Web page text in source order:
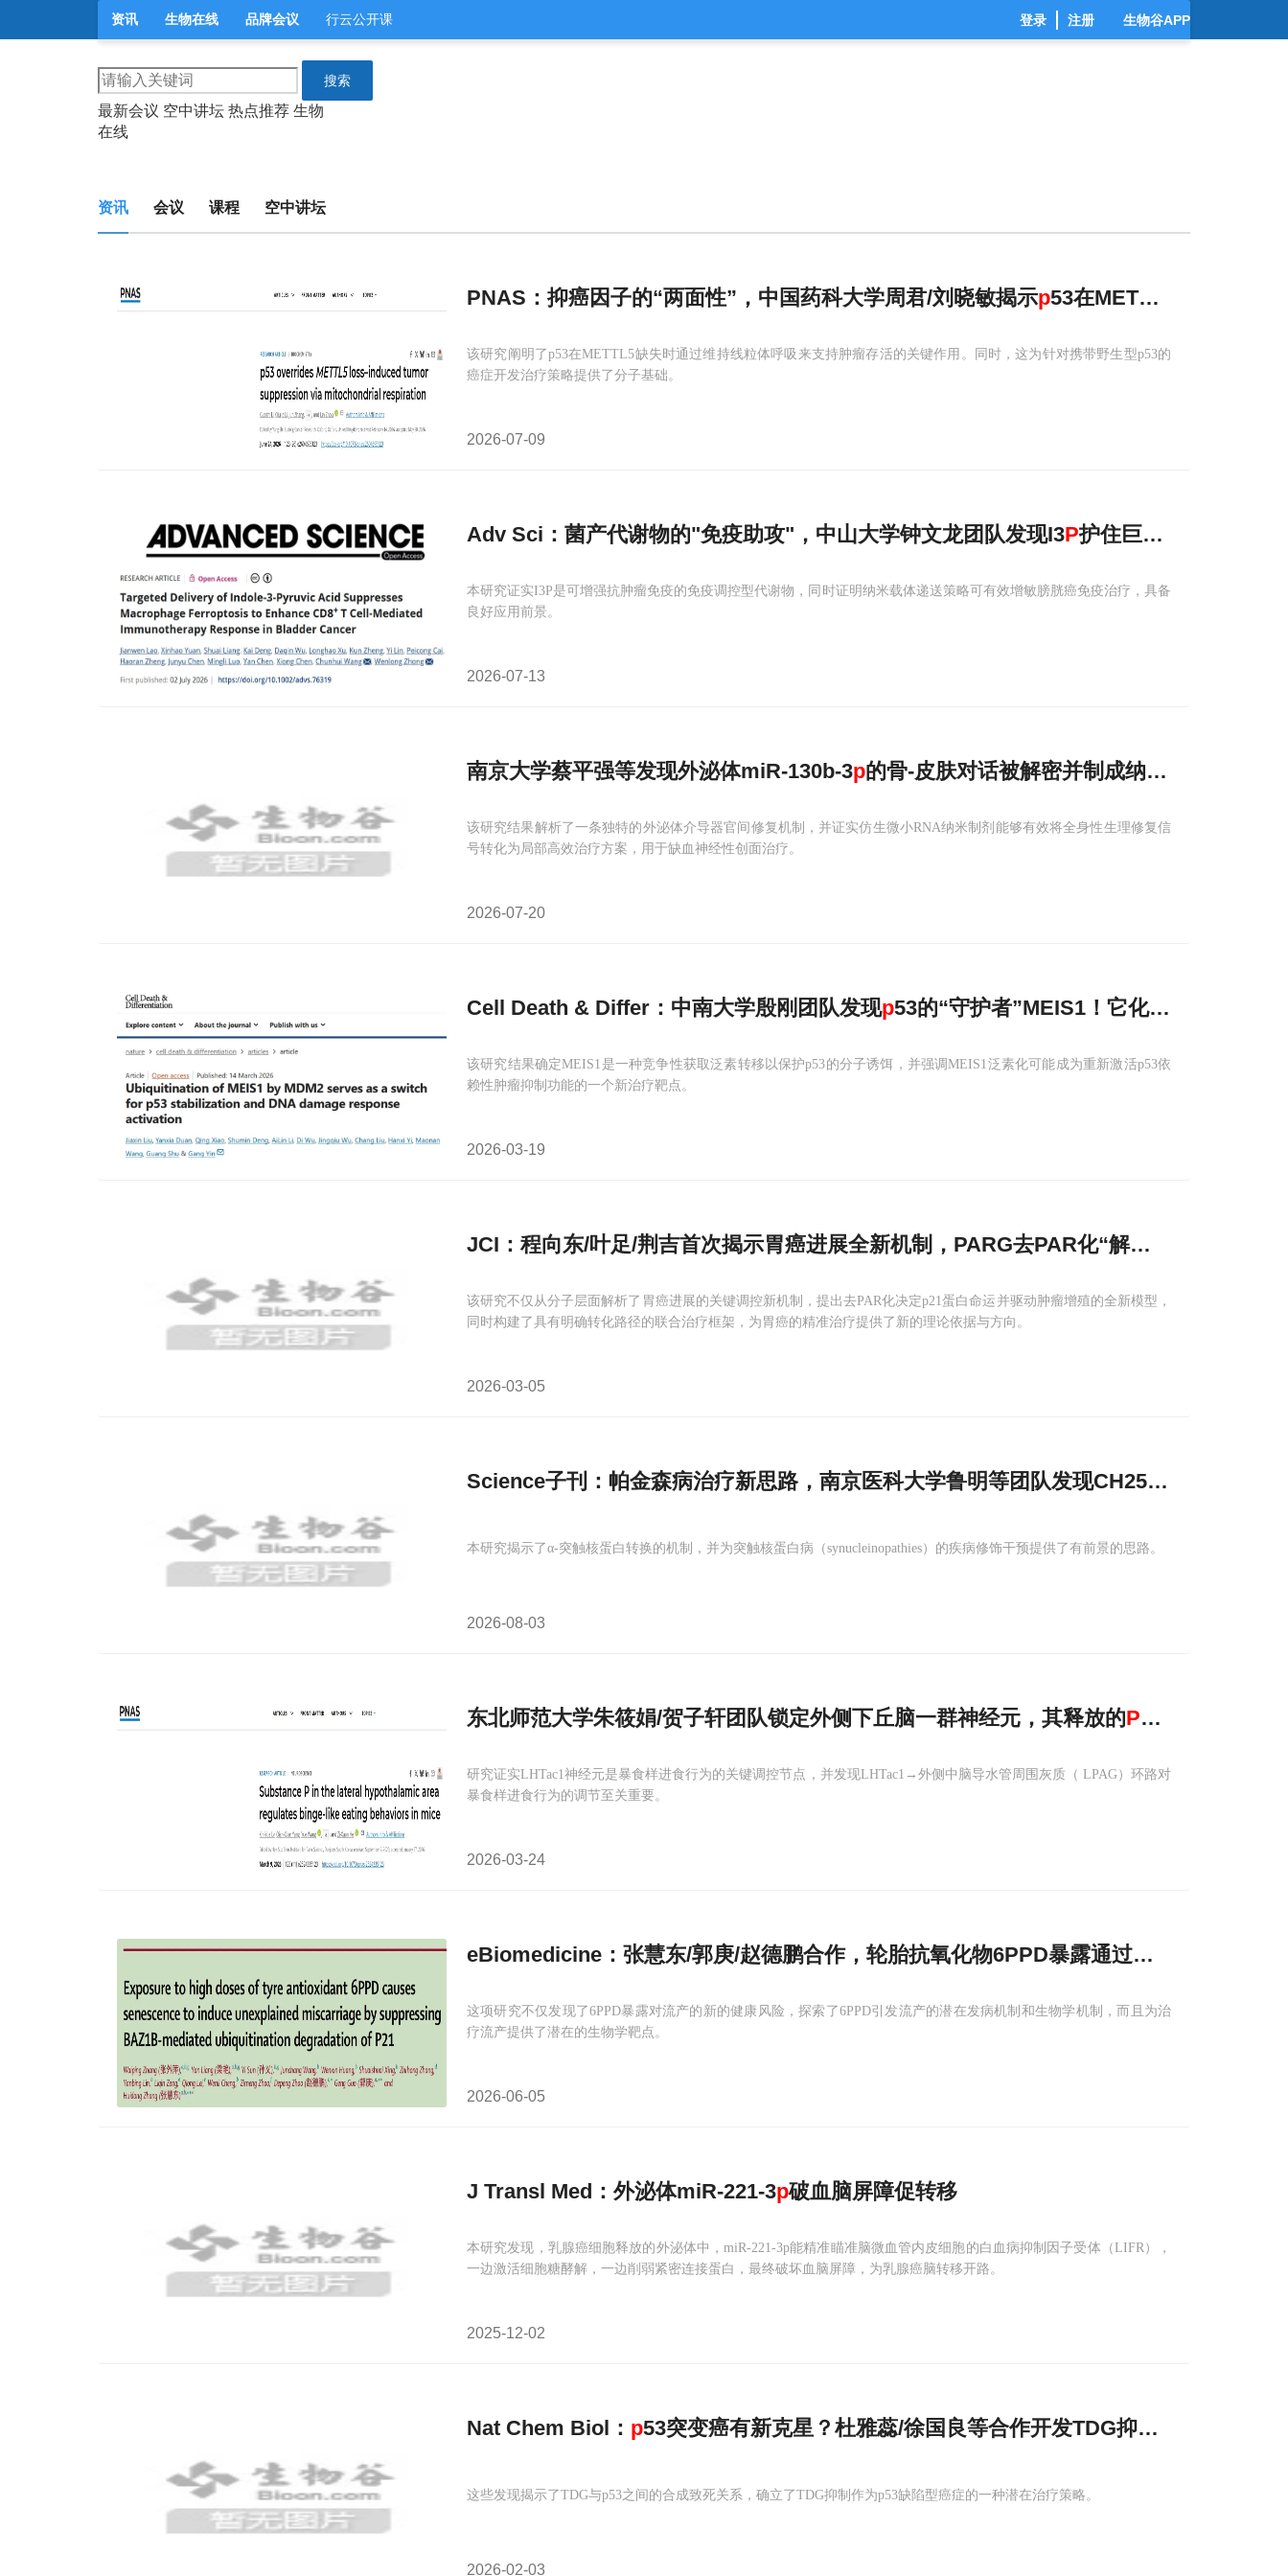
资讯 生物在线 品牌会议 行云公开课 登录 注册 生物谷APP
搜索
最新会议 空中讲坛 热点推荐 生物
在线
资讯 会议 课程 空中讲坛
PNAS：抑癌因子的“两面性”，中国药科大学周君/刘晓敏揭示p53在METTL5缺失时倒
该研究阐明了p53在METTL5缺失时通过维持线粒体呼吸来支持肿瘤存活的关键作用。同时，这为针对携带野生型p53的
癌症开发治疗策略提供了分子基础。
2026-07-09
Adv Sci：菌产代谢物的"免疫助攻"，中山大学钟文龙团队发现I3P护住巨噬细胞帮
本研究证实I3P是可增强抗肿瘤免疫的免疫调控型代谢物，同时证明纳米载体递送策略可有效增敏膀胱癌免疫治疗，具备
良好应用前景。
2026-07-13
南京大学蔡平强等发现外泌体miR-130b-3p的骨-皮肤对话被解密并制成纳米药
该研究结果解析了一条独特的外泌体介导器官间修复机制，并证实仿生微小RNA纳米制剂能够有效将全身性生理修复信
号转化为局部高效治疗方案，用于缺血神经性创面治疗。
2026-07-20
Cell Death & Differ：中南大学殷刚团队发现p53的“守护者”MEIS1！它化身分子诱饵“
该研究结果确定MEIS1是一种竞争性获取泛素转移以保护p53的分子诱饵，并强调MEIS1泛素化可能成为重新激活p53依
赖性肿瘤抑制功能的一个新治疗靶点。
2026-03-19
JCI：程向东/叶足/荆吉首次揭示胃癌进展全新机制，PARG去PAR化“解锁”
该研究不仅从分子层面解析了胃癌进展的关键调控新机制，提出去PAR化决定p21蛋白命运并驱动肿瘤增殖的全新模型，
同时构建了具有明确转化路径的联合治疗框架，为胃癌的精准治疗提供了新的理论依据与方向。
2026-03-05
Science子刊：帕金森病治疗新思路，南京医科大学鲁明等团队发现CH25H“抢占”
本研究揭示了α-突触核蛋白转换的机制，并为突触核蛋白病（synucleinopathies）的疾病修饰干预提供了有前景的思路。
2026-08-03
东北师范大学朱筱娟/贺子轩团队锁定外侧下丘脑一群神经元，其释放的P物质或是关键
研究证实LHTac1神经元是暴食样进食行为的关键调控节点，并发现LHTac1→外侧中脑导水管周围灰质（ LPAG）环路对
暴食样进食行为的调节至关重要。
2026-03-24
eBiomedicine：张慧东/郭庚/赵德鹏合作，轮胎抗氧化物6PPD暴露通过抑制BAZ1B介
这项研究不仅发现了6PPD暴露对流产的新的健康风险，探索了6PPD引发流产的潜在发病机制和生物学机制，而且为治
疗流产提供了潜在的生物学靶点。
2026-06-05
J Transl Med：外泌体miR-221-3p破血脑屏障促转移
本研究发现，乳腺癌细胞释放的外泌体中，miR-221-3p能精准瞄准脑微血管内皮细胞的白血病抑制因子受体（LIFR），
一边激活细胞糖酵解，一边削弱紧密连接蛋白，最终破坏血脑屏障，为乳腺癌脑转移开路。
2025-12-02
Nat Chem Biol： p53突变癌有新克星？杜雅蕊/徐国良等合作开发TDG抑制剂C-271选择
这些发现揭示了TDG与p53之间的合成致死关系，确立了TDG抑制作为p53缺陷型癌症的一种潜在治疗策略。
2026-02-03